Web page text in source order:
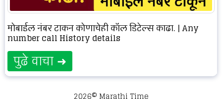
मोबाईल नंबर टाकून कोणाचेही कॉल डिटेल्स काढा. | Any
number call History details
पुढे वाचा ➜